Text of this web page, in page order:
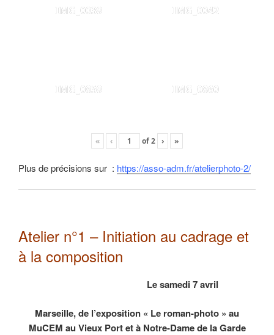
IMG_0039 IMG_0042
IMG_0859 IMG_0860
« ‹ of2 › »
Plus de précisions sur : https://asso-adm.fr/atelierphoto-2/
Atelier n°1 – Initiation au cadrage et
à la composition
Le samedi 7 avril
Marseille, de l’exposition « Le roman-photo » au
MuCEM au Vieux Port et à Notre-Dame de la Garde